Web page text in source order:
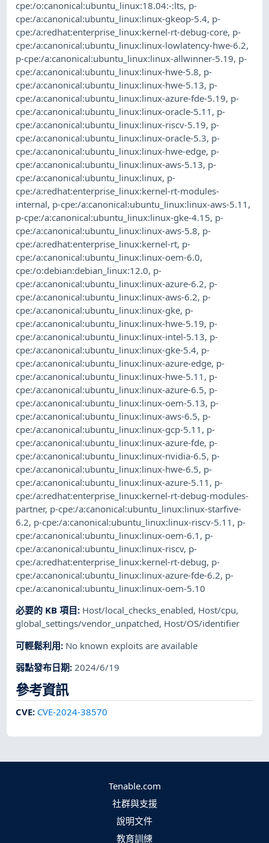
cpe:/o:canonical:ubuntu_linux:18.04:-:lts, p-
cpe:/a:canonical:ubuntu_linux:linux-gkeop-5.4, p-
cpe:/a:redhat:enterprise_linux:kernel-rt-debug-core, p-
cpe:/a:canonical:ubuntu_linux:linux-lowlatency-hwe-6.2,
p-cpe:/a:canonical:ubuntu_linux:linux-allwinner-5.19, p-
cpe:/a:canonical:ubuntu_linux:linux-hwe-5.8, p-
cpe:/a:canonical:ubuntu_linux:linux-hwe-5.13, p-
cpe:/a:canonical:ubuntu_linux:linux-azure-fde-5.19, p-
cpe:/a:canonical:ubuntu_linux:linux-oracle-5.11 , p-
cpe:/a:canonical:ubuntu_linux:linux-riscv-5.19, p-
cpe:/a:canonical:ubuntu_linux:linux-oracle-5.3, p-
cpe:/a:canonical:ubuntu_linux:linux-hwe-edge, p-
cpe:/a:canonical:ubuntu_linux:linux-aws-5.13, p-
cpe:/a:canonical:ubuntu_linux:linux, p-
cpe:/a:redhat:enterprise_linux:kernel-rt-modules-
internal, p-cpe:/a:canonical:ubuntu_linux:linux-aws-5.11 ,
p-cpe:/a:canonical:ubuntu_linux:linux-gke-4.15, p-
cpe:/a:canonical:ubuntu_linux:linux-aws-5.8, p-
cpe:/a:redhat:enterprise_linux:kernel-rt, p-
cpe:/a:canonical:ubuntu_linux:linux-oem-6.0,
cpe:/o:debian:debian_linux:12.0, p-
cpe:/a:canonical:ubuntu_linux:linux-azure-6.2, p-
cpe:/a:canonical:ubuntu_linux:linux-aws-6.2, p-
cpe:/a:canonical:ubuntu_linux:linux-gke, p-
cpe:/a:canonical:ubuntu_linux:linux-hwe-5.19, p-
cpe:/a:canonical:ubuntu_linux:linux-intel-5.13, p-
cpe:/a:canonical:ubuntu_linux:linux-gke-5.4, p-
cpe:/a:canonical:ubuntu_linux:linux-azure-edge, p-
cpe:/a:canonical:ubuntu_linux:linux-hwe-5.11 , p-
cpe:/a:canonical:ubuntu_linux:linux-azure-6.5, p-
cpe:/a:canonical:ubuntu_linux:linux-oem-5.13, p-
cpe:/a:canonical:ubuntu_linux:linux-aws-6.5, p-
cpe:/a:canonical:ubuntu_linux:linux-gcp-5.11 , p-
cpe:/a:canonical:ubuntu_linux:linux-azure-fde, p-
cpe:/a:canonical:ubuntu_linux:linux-nvidia-6.5, p-
cpe:/a:canonical:ubuntu_linux:linux-hwe-6.5, p-
cpe:/a:canonical:ubuntu_linux:linux-azure-5.11 , p-
cpe:/a:redhat:enterprise_linux:kernel-rt-debug-modules-
partner, p-cpe:/a:canonical:ubuntu_linux:linux-starfive-
6.2, p-cpe:/a:canonical:ubuntu_linux:linux-riscv-5.11 , p-
cpe:/a:canonical:ubuntu_linux:linux-oem-6.1 , p-
cpe:/a:canonical:ubuntu_linux:linux-riscv, p-
cpe:/a:redhat:enterprise_linux:kernel-rt-debug, p-
cpe:/a:canonical:ubuntu_linux:linux-azure-fde-6.2, p-
cpe:/a:canonical:ubuntu_linux:linux-oem-5.10
必要的 KB 項目: Host/local_checks_enabled, Host/cpu,
global_settings/vendor_unpatched, Host/OS/identifier
可輕鬆利用: No known exploits are available
弱點發布日期:2024/6/19
參考資訊
CVE: CVE-2024-38570
Tenable.com
社群與支援
說明文件
教育訓練